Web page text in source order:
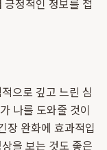
정적인 정보를 접
으로 깊고 느린 심
나를 도와줄 것이
장 완화에 효과적입
을 보는 것도 좋은